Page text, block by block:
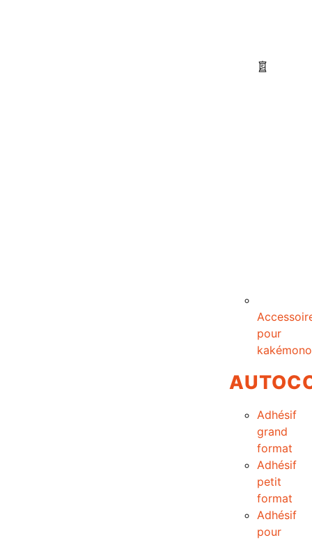
pour
kakémono
Adhésif
grand
format
Adhésif
petit
format
Adhésif
pour